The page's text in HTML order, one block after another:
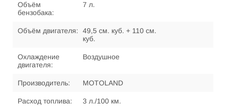
Объём
бензобака:
7 л.
Объём двигателя:
49,5 см. куб. + 110 см.
куб.
Охлаждение
двигателя:
Воздушное
Производитель: MOTOLAND
Расход топлива: 3 л./100 км.